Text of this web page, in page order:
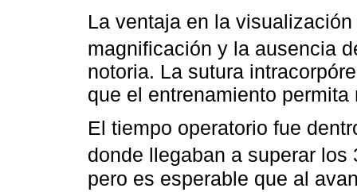
La ventaja en la
magnificación y la ausencia
notoria. La sutura
que el entrenamiento
El tiempo operatorio fue
donde llegaban a superar
pero es esperable que al